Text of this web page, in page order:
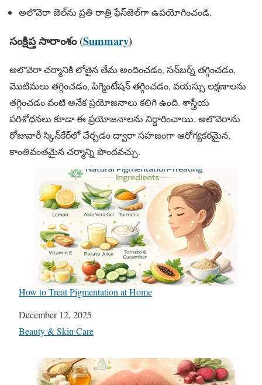
అలొవెరా జెల్‌ను ప్రతి రాత్రి ఫేస్‌జెల్‌గా ఉపయోగించండి.
సంక్షిప్త సారాంశం (Summary)
అలొవెరా చర్మానికి లోతైన తేమ అందించడం, సన్‌బర్న్ తగ్గించడం,
మొటిమలు తగ్గించడం, పిగ్మెంటేషన్ తగ్గించడం, వయస్సు లక్షణాలను
తగ్గించడం వంటి అనేక ప్రయోజనాలు కలిగి ఉంది. శాస్త్రీయ
పరిశోధనలు కూడా ఈ ప్రయోజనాలను నిర్ధారించాయి. అలొవెరాను
రోజువారీ స్కిన్‌కేర్‌లో చేర్చడం ద్వారా సహజంగా ఆరోగ్యకరమైన,
కాంతివంతమైన చర్మాన్ని పొందవచ్చు.
How to Treat Pigmentation at Home
Date
December 12, 2025
In relation to
Beauty & Skin Care